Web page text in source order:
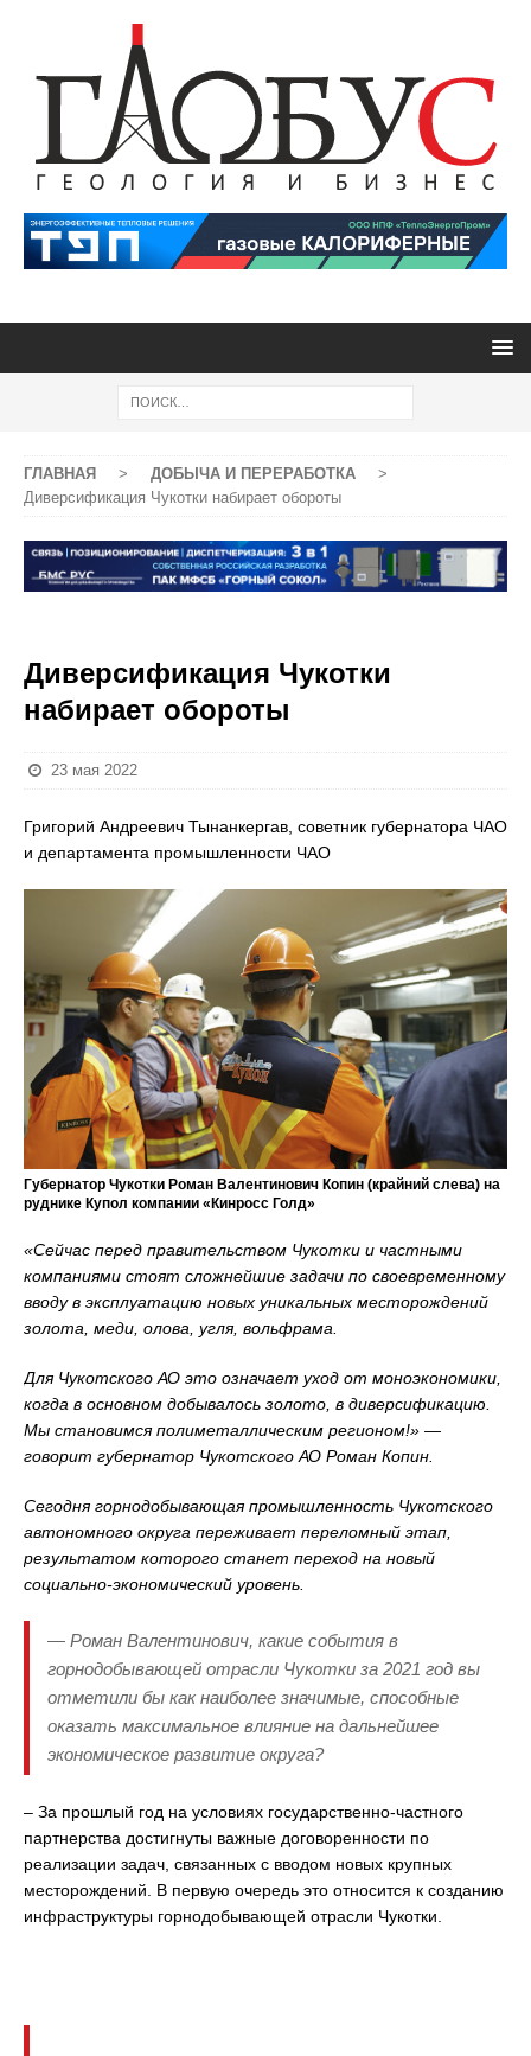
ГЛАВНАЯ > ДОБЫЧА И ПЕРЕРАБОТКА
>
Диверсификация Чукотки набирает обороты
Диверсификация Чукотки
набирает обороты
23 мая 2022
Григорий Андреевич Тынанкергав, советник губернатора ЧАО
и департамента промышленности ЧАО
Губернатор Чукотки Роман Валентинович Копин (крайний слева) на
руднике Купол компании «Кинросс Голд»
«Сейчас перед правительством Чукотки и частными
компаниями стоят сложнейшие задачи по своевременному
вводу в эксплуатацию новых уникальных месторождений
золота, меди, олова, угля, вольфрама.
Для Чукотского АО это означает уход от моноэкономики,
когда в основном добывалось золото, в диверсификацию.
Мы становимся полиметаллическим регионом!» —
говорит губернатор Чукотского АО Роман Копин.
Сегодня горнодобывающая промышленность Чукотского
автономного округа переживает переломный этап,
результатом которого станет переход на новый
социально-экономический уровень.
— Роман Валентинович, какие события в
горнодобывающей отрасли Чукотки за 2021 год вы
отметили бы как наиболее значимые, способные
оказать максимальное влияние на дальнейшее
экономическое развитие округа?
– За прошлый год на условиях государственно-частного
партнерства достигнуты важные договоренности по
реализации задач, связанных с вводом новых крупных
месторождений. В первую очередь это относится к созданию
инфраструктуры горнодобывающей отрасли Чукотки.